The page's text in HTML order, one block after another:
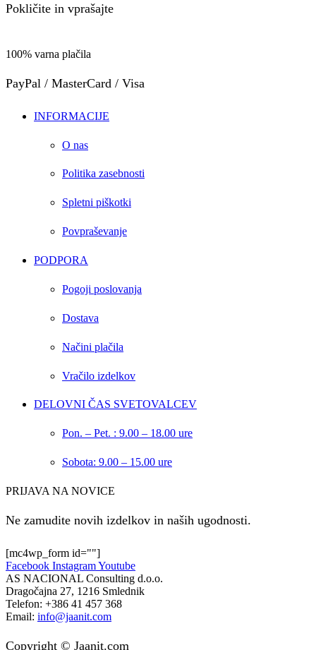
Pokličite in vprašajte
100% varna plačila
PayPal / MasterCard / Visa
INFORMACIJE
O nas
Politika zasebnosti
Spletni piškotki
Povpraševanje
PODPORA
Pogoji poslovanja
Dostava
Načini plačila
Vračilo izdelkov
DELOVNI ČAS SVETOVALCEV
Pon. – Pet. : 9.00 – 18.00 ure
Sobota: 9.00 – 15.00 ure
PRIJAVA NA NOVICE
Ne zamudite novih izdelkov in naših ugodnosti.
[mc4wp_form id=""]
Facebook InstagramYoutube
AS NACIONAL Consulting d.o.o.
Dragočajna 27, 1216 Smlednik
Telefon: +386 41 457 368
Email: info@jaanit.com
Copyright © Jaanit.com